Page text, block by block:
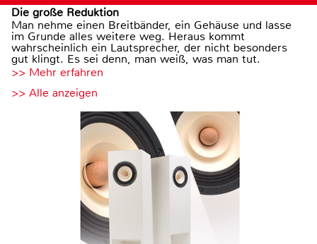
Die große Reduktion
Man nehme einen Breitbänder, ein Gehäuse und lasse
im Grunde alles weitere weg. Heraus kommt
wahrscheinlich ein Lautsprecher, der nicht besonders
gut klingt. Es sei denn, man weiß, was man tut.
>> Mehr erfahren
>> Alle anzeigen